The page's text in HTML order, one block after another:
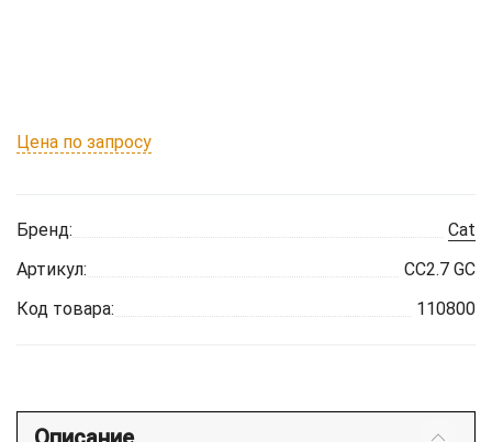
Цена по запросу
Бренд:
Cat
Артикул:
CC2.7 GC
Код товара:
110800